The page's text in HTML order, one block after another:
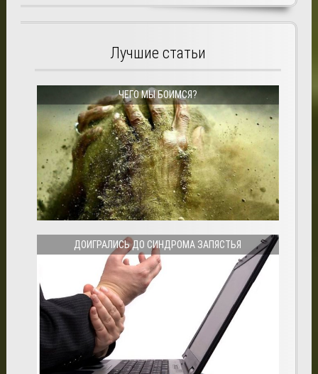
Лучшие статьи
ЧЕГО МЫ БОИМСЯ?
ДОИГРАЛИСЬ ДО СИНДРОМА ЗАПЯСТЬЯ